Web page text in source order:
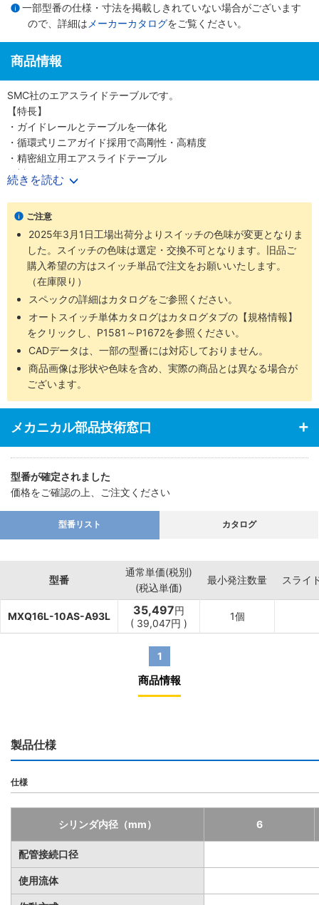
一部型番の仕様・寸法を掲載しきれていない場合がございます
ので、詳細は メーカーカタログをご覧ください。
商品情報
SMC社のエアスライドテーブルです。
【特長】
・ガイドレールとテーブルを一体化
・循環式リニアガイド採用で高剛性・高精度
・精密組立用エアスライドテーブル
・対称形も標準化
・安全面を考慮したオートスイッチ取付溝
・豊富なオプション群
・耐荷重性の向上
・ワーク・ボディの取付再現性向上
・エンドプレート部強度アップ
・エンドプレートは超々ジュラルミンを使用（バッファ付は除く）
続きを読む
ご注意
2025年3月1日工場出荷分よりスイッチの色味が変更となりま
した。スイッチの色味は選定・交換不可となります。旧品ご
購入希望の方はスイッチ単品で注文をお願いいたします。
（在庫限り）
スペックの詳細はカタログをご参照ください。
オートスイッチ単体カタログはカタログタブの【規格情報】
をクリックし、P1581～P1672を参照ください。
CADデータは、一部の型番には対応しておりません。
商品画像は形状や色味を含め、実際の商品とは異なる場合が
ございます。
メカニカル部品技術窓口
型番が確定されました
価格をご確認の上、ご注文ください
型番リスト カタログ
型番
通常単価(税別)
(税込単価)
最小発注数量 スライ
MXQ16L-10AS-A93L 35,497円
( 39,047円 )
1個
1
商品情報
製品仕様
仕様
シリンダ内径（mm） 6
配管接続口径
使用流体